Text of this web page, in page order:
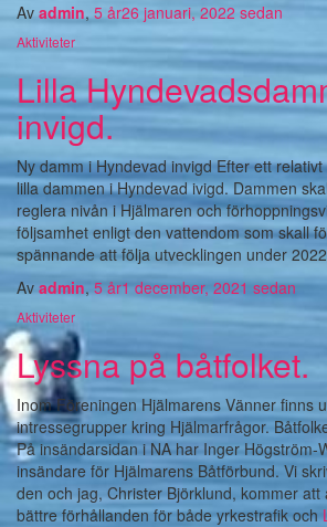
Av admin, 5 år26 januari, 2022 sedan
Aktiviteter
Lilla
invigd.
Ny damm i Hyndevad invigd Efter ett
lilla dammen i Hyndevad ivigd. Dammen
reglera nivån i Hjälmaren och
följsamhet enligt den vattendom som skall
spännande att följa utvecklingen under
Av admin, 5 år1 december, 2021 sedan
Aktiviteter
Lyssna på båtfolket.
Inom Föreningen Hjälmarens Vänner finns
intressegrupper kring Hjälmarfrågor.
På insändarsidan i NA har Inger Högström-
insändare för Hjälmarens Båtförbund. Vi
den och jag, Christer Björklund, kommer att
bättre förhållanden för både yrkestrafik och